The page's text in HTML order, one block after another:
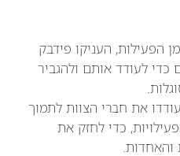
הפעילות, העניקו פידבק
כדי לעודד אותם ולהגביר
את חברי הצוות לתמוך
כדי לחזק את
והאחדות.